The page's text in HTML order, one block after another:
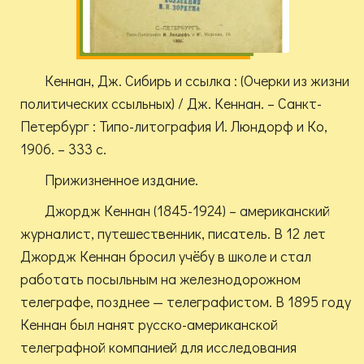
Кеннан, Дж. Сибирь и ссылка : (Очерки из жизни
политических ссыльных) / Дж. Кеннан. – Санкт-
Петербург : Типо-литография И. Люндорф и Ко,
1906. – 333 с.
Прижизненное издание.
Джордж Кеннан (1845-1924) – американский
журналист, путешественник, писатель. В 12 лет
Джордж Кеннан бросил учёбу в школе и стал
работать посыльным на железнодорожном
телеграфе, позднее — телеграфистом. В 1895 году
Кеннан был нанят русско-американской
телеграфной компанией для исследования